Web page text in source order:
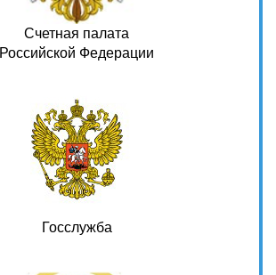
Счетная палата
Российской Федерации
Госслужба